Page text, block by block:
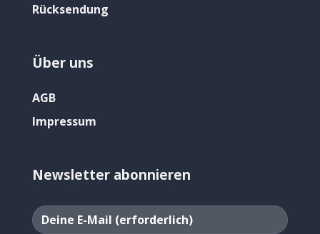
Rücksendung
Über uns
AGB
Impressum
Newsletter abonnieren